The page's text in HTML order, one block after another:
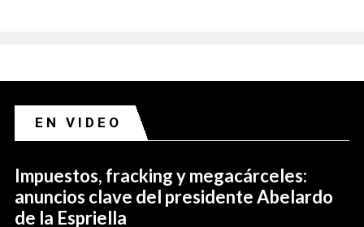
EN VIDEO
Impuestos, fracking y megacárceles:
anuncios clave del presidente Abelardo
de la Espriella